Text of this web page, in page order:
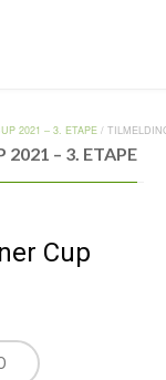
2021 – 3. ETAPE /
– 3. ETAPE
Cup